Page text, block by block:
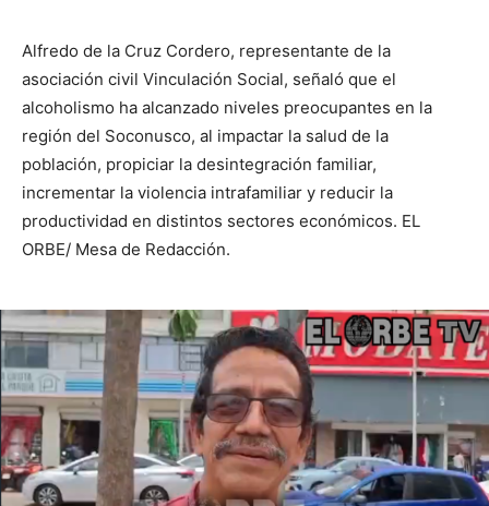
Alfredo de la Cruz Cordero, representante de la
asociación civil Vinculación Social, señaló que el
alcoholismo ha alcanzado niveles preocupantes en la
región del Soconusco, al impactar la salud de la
población, propiciar la desintegración familiar,
incrementar la violencia intrafamiliar y reducir la
productividad en distintos sectores económicos. EL
ORBE/ Mesa de Redacción.